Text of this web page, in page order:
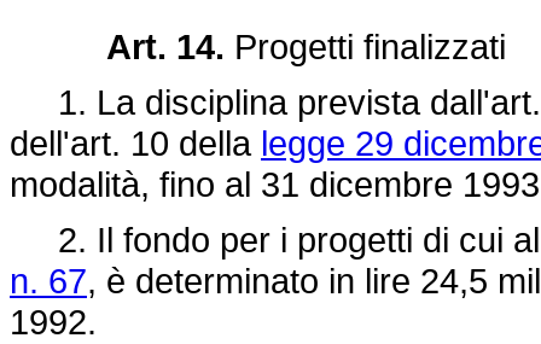
Art. 14. Progetti finalizzati
1. La disciplina prevista
dell'art. 10 della legge 29
modalità, fino al 31 dicembre
2. Il fondo per i progetti di cui
n. 67, è determinato in lire 24,5
1992.